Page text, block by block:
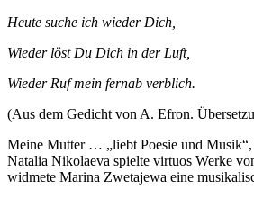
Heute suche ich wieder Dich,
Wieder löst Du Dich in der Luft,
Wieder Ruf mein fernab verblich.
(Aus dem Gedicht von A. Efron.
Meine Mutter … „liebt Poesie und
Natalia Nikolaeva spielte virtuos Werke
widmete Marina Zwetajewa eine